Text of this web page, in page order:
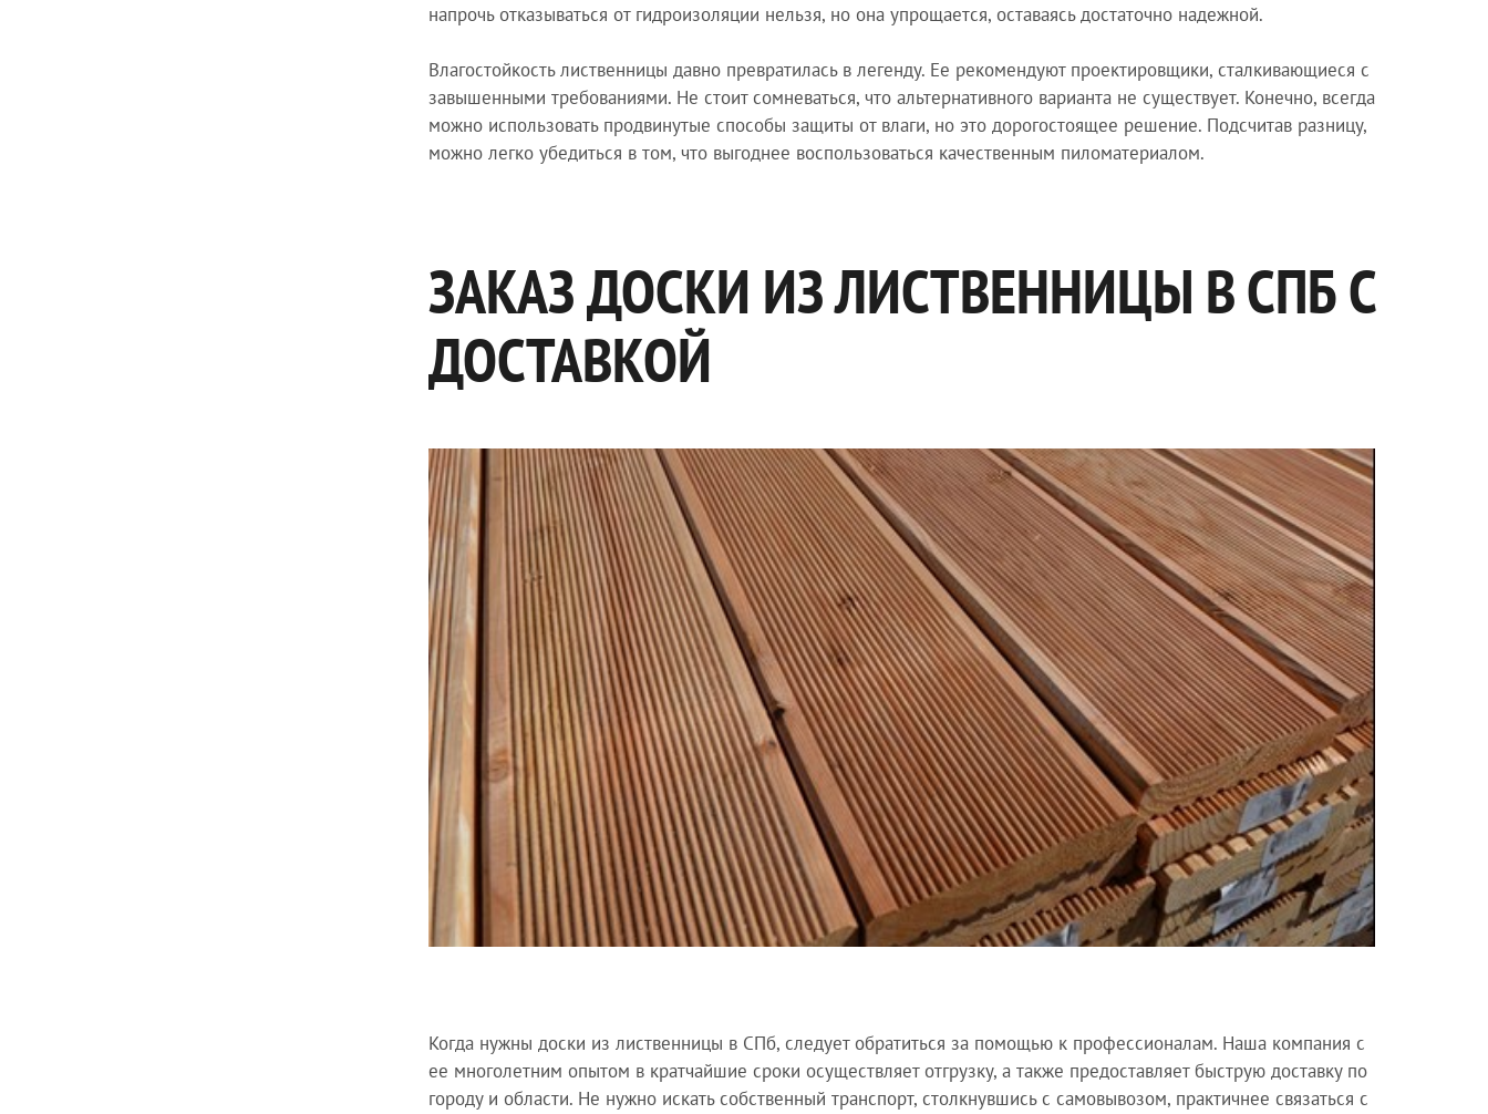
напрочь отказываться от гидроизоляции нельзя, но она упрощается, оставаясь достаточно надежной.
Влагостойкость лиственницы давно превратилась в легенду. Ее рекомендуют проектировщики, сталкивающиеся с
завышенными требованиями. Не стоит сомневаться, что альтернативного варианта не существует. Конечно, всегда
можно использовать продвинутые способы защиты от влаги, но это дорогостоящее решение. Подсчитав разницу,
можно легко убедиться в том, что выгоднее воспользоваться качественным пиломатериалом.
ЗАКАЗ ДОСКИ ИЗ ЛИСТВЕННИЦЫ В СПБ С
ДОСТАВКОЙ
Когда нужны доски из лиственницы в СПб, следует обратиться за помощью к профессионалам. Наша компания с
ее многолетним опытом в кратчайшие сроки осуществляет отгрузку, а также предоставляет быструю доставку по
городу и области. Не нужно искать собственный транспорт, столкнувшись с самовывозом, практичнее связаться с